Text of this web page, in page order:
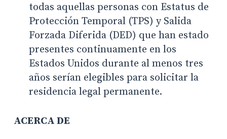
todas aquellas personas con Estatus de
Protección Temporal (TPS) y Salida
Forzada Diferida (DED) que han estado
presentes continuamente en los
Estados Unidos durante al menos tres
años serían elegibles para solicitar la
residencia legal permanente.
ACERCA DE